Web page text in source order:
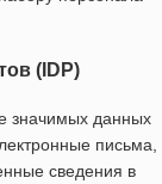
(IDP)
значимых данных
письма,
сведения в